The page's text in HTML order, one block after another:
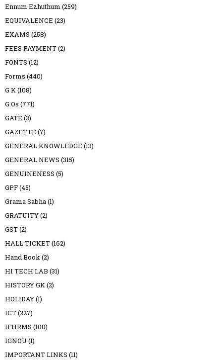
Ennum Ezhuthum (259)
EQUIVALENCE (23)
EXAMS (258)
FEES PAYMENT(2)
FONTS (12)
Forms (440)
G K(108)
G.Os (771)
GATE (3)
GAZETTE (7)
GENERAL KNOWLEDGE (13)
GENERAL NEWS (315)
GENUINENESS (5)
GPF(45)
Grama Sabha(1)
GRATUITY(2)
GST(2)
HALL TICKET(162)
Hand Book(2)
HI TECH LAB (31)
HISTORY GK(2)
HOLIDAY(1)
ICT(227)
IFHRMS (100)
IGNOU (1)
IMPORTANT LINKS (11)